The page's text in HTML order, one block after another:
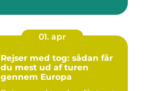
01. apr
Rejser med tog: sådan får
du mest ud af turen
gennem Europa